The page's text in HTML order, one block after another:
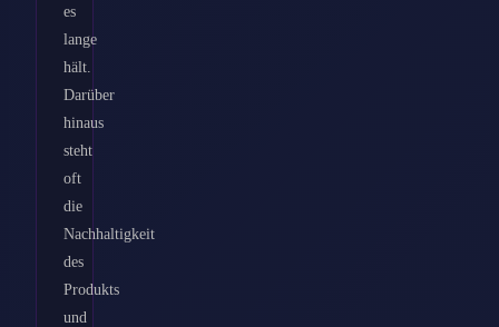
es
lange
hält.
Darüber
hinaus
steht
oft
die
Nachhaltigkeit
des
Produkts
und